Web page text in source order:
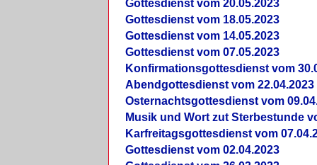
Gottesdienst vom 20.05.2023
Gottesdienst vom 18.05.2023
Gottesdienst vom 14.05.2023
Gottesdienst vom 07.05.2023
Konfirmationsgottesdienst vom
Abendgottesdienst vom 22.04.2023
Osternachtsgottesdienst vom
Musik und Wort zut Sterbestunde
Karfreitagsgottesdienst vom
Gottesdienst vom 02.04.2023